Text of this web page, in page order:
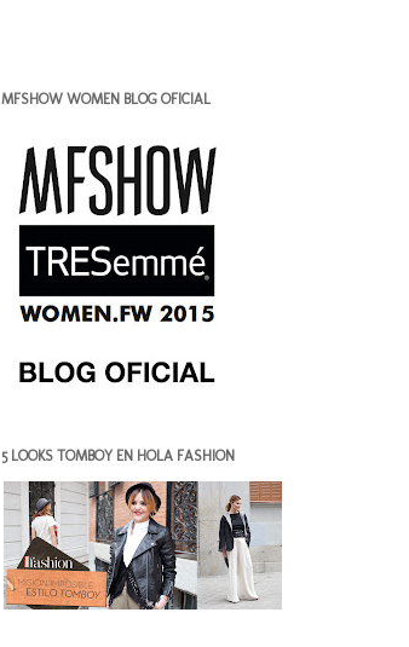
MFSHOW WOMEN BLOG OFICIAL
5 LOOKS TOMBOY EN HOLA FASHION